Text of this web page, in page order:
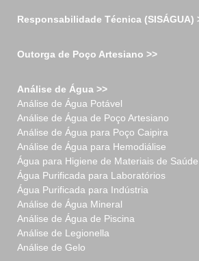
Responsabilidade Técnica (SISÁGUA)
Outorga de Poço Artesiano >>
Análise de Água >>
Análise de Água Potável
Análise de Água de Poço Artesiano
Análise de Água para Poço Caipira
Análise de Água para Hemodiálise
Água para Higiene de Materiais de
Água Purificada para Laboratórios
Água Purificada para Indústria
Análise de Água Mineral
Análise de Água de Piscina
Análise de Legionella
Análise de Gelo